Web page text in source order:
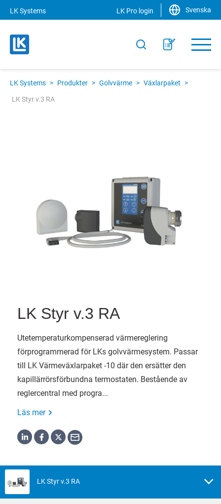
LK Systems LK Pro login Svenska
LK Systems > Produkter > Golvvärme > Växlarpaket >
LK Styr v.3 RA
LK Styr v.3 RA
Utetemperaturkompenserad värmereglering
förprogrammerad för LKs golvvärmesystem. Passar
till LK Värmeväxlarpaket -10 där den ersätter den
kapillärrörsförbundna termostaten. Bestående av
reglercentral med progra...
Läs mer
LK Styr v.3 RA